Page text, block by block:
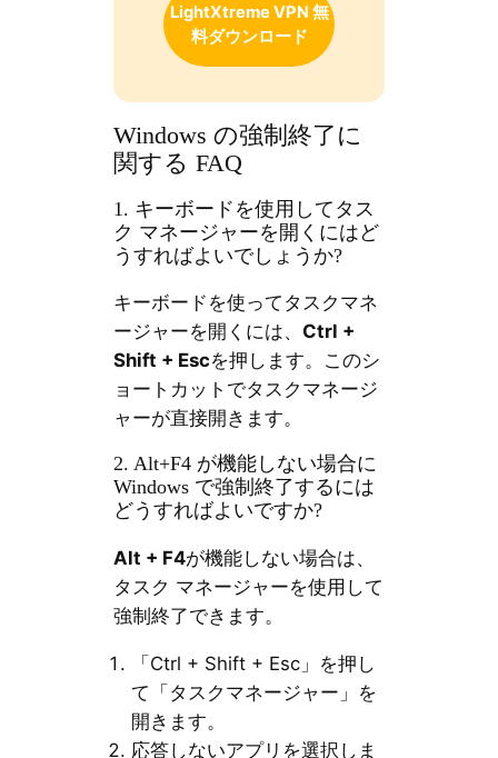
LightXtreme VPN 無
料ダウンロード
Windows の強制終了に
関する FAQ
1. キーボードを使用してタス
ク マネージャーを開くにはど
うすればよいでしょうか?
キーボードを使ってタスクマネ
ージャーを開くには、 Ctrl +
Shift + Escを押します。このシ
ョートカットでタスクマネージ
ャーが直接開きます。
2. Alt+F4 が機能しない場合に
Windows で強制終了するには
どうすればよいですか?
Alt + F4が機能しない場合は、
タスク マネージャーを使用して
強制終了できます。
「Ctrl + Shift + Esc」を押し
て「タスクマネージャー」を
開きます。
応答しないアプリを選択しま